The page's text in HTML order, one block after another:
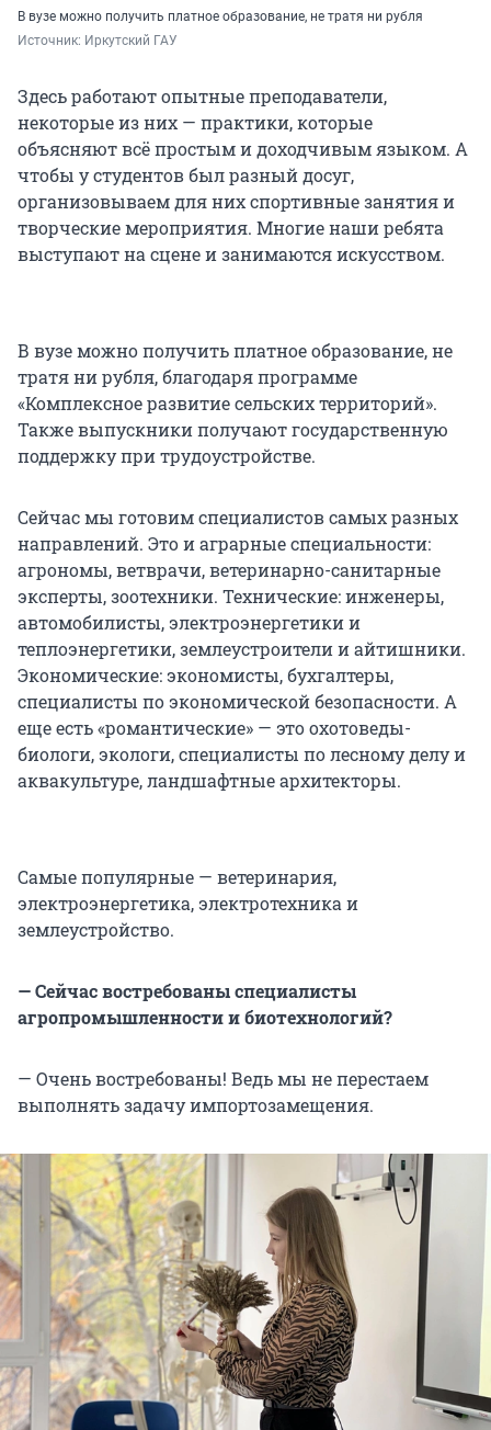
В вузе можно получить платное образование, не тратя ни рубля
Источник: Иркутский ГАУ
Здесь работают опытные преподаватели,
некоторые из них — практики, которые
объясняют всё простым и доходчивым языком. А
чтобы у студентов был разный досуг,
организовываем для них спортивные занятия и
творческие мероприятия. Многие наши ребята
выступают на сцене и занимаются искусством.
В вузе можно получить платное образование, не
тратя ни рубля, благодаря программе
«Комплексное развитие сельских территорий».
Также выпускники получают государственную
поддержку при трудоустройстве.
Сейчас мы готовим специалистов самых разных
направлений. Это и аграрные специальности:
агрономы, ветврачи, ветеринарно-санитарные
эксперты, зоотехники. Технические: инженеры,
автомобилисты, электроэнергетики и
теплоэнергетики, землеустроители и айтишники.
Экономические: экономисты, бухгалтеры,
специалисты по экономической безопасности. А
еще есть «романтические» — это охотоведы-
биологи, экологи, специалисты по лесному делу и
аквакультуре, ландшафтные архитекторы.
Самые популярные — ветеринария,
электроэнергетика, электротехника и
землеустройство.
— Сейчас востребованы специалисты
агропромышленности и биотехнологий?
— Очень востребованы! Ведь мы не перестаем
выполнять задачу импортозамещения.